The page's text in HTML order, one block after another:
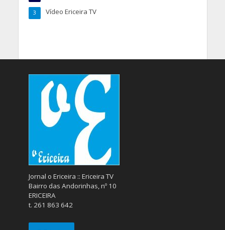
Vídeo Ericeira TV
3
Jornal o Ericeira :: Ericeira TV
Bairro das Andorinhas, nº 10
ERICEIRA
t. 261 863 642